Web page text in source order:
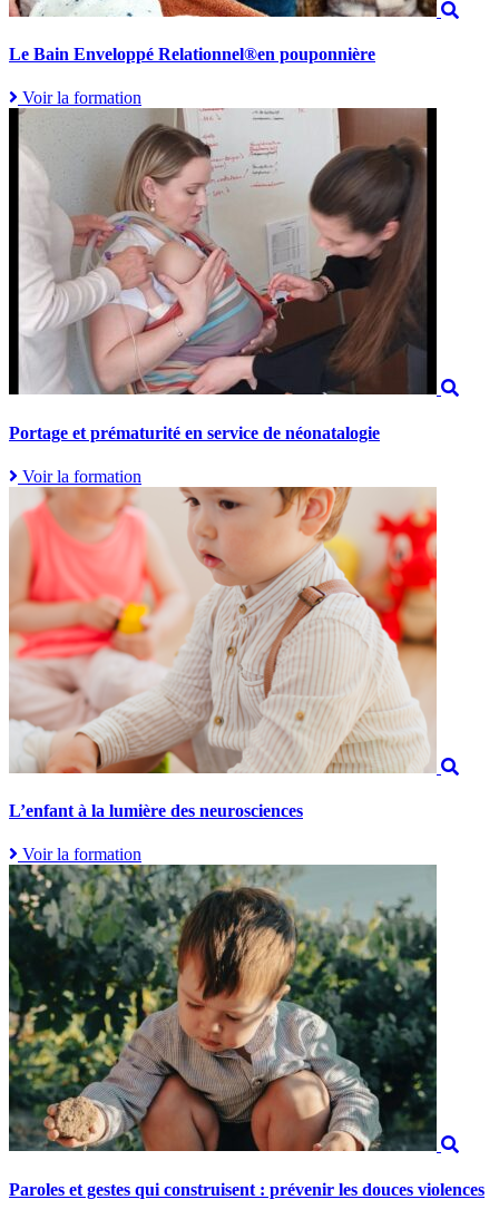
Le Bain Enveloppé Relationnel®en pouponnière
Voir la formation
Portage et prématurité en service de néonatalogie
Voir la formation
L’enfant à la lumière des neurosciences
Voir la formation
Paroles et gestes qui construisent : prévenir les douces violences